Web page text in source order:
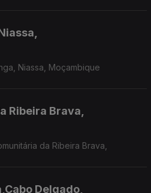
Niassa, Moçambique
Ribeira Brava,
da Ribeira Brava,
Delgado,